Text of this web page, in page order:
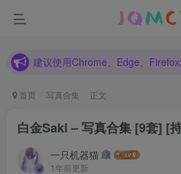
建议使用Chrome、Edge、Firefox
建议使用Chrome、Edge、
首页 写真合集 正文
白金Saki – 写真合集 [9套] [
一只机器猫
1年前更新